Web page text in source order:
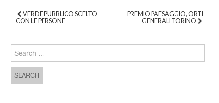
VERDE PUBBLICO SCELTO
CON LE PERSONE
PREMIO PAESAGGIO, ORTI
GENERALI TORINO
Search for: